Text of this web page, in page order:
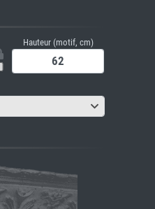
Hauteur (motif, cm)